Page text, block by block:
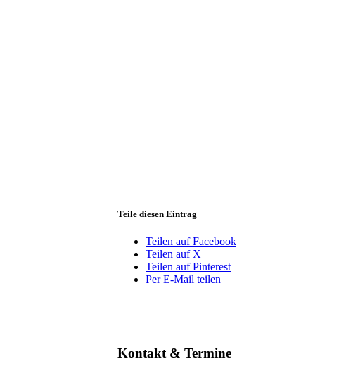
Teile diesen Eintrag
Teilen auf Facebook
Teilen auf X
Teilen auf Pinterest
Per E-Mail teilen
Kontakt & Termine